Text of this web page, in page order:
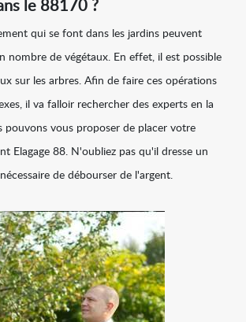
le 88170 ?
qui se font dans les jardins peuvent
nombre de végétaux. En effet, il est possible
sur les arbres. Afin de faire ces opérations
il va falloir rechercher des experts en la
pouvons vous proposer de placer votre
Elagage 88. N'oubliez pas qu'il dresse un
de débourser de l'argent.